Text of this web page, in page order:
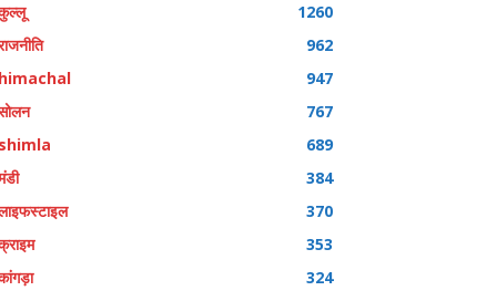
1260
962
947
767
689
384
370
353
324